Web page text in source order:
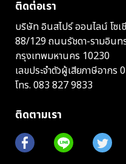
ติดต่อเรา
บริษัท อินสไปร์ ออนไลน์ โซเ
88/129 ถนนรัชดา-รามอินท
กรุงเทพมหานคร 10230
เลขประจำตัวผู้เสียภาษีอากร
โทร. 083 827 9833
ติดตามเรา